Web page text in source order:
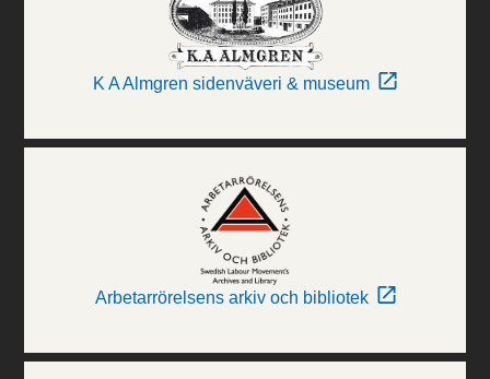
K A Almgren sidenväveri & museum
Arbetarrörelsens arkiv och bibliotek